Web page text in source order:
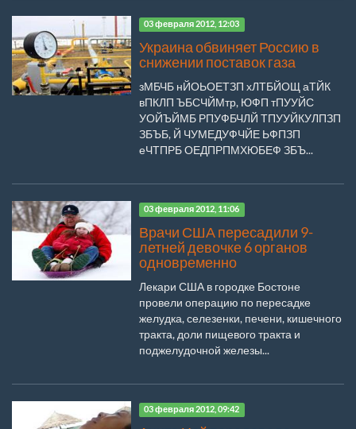
03 февраля 2012, 12:03
Украина обвиняет Россию в
снижении поставок газа
зМБЧБ нЙОЬОЕТЗП хЛТБЙОЩ аТЙК
вПКЛП ЪБСЧЙМтр, ЮФП тПУУЙС
УОЙЪЙМБ РПУФБЧЛЙ ТПУУЙКУЛПЗП
ЗБЪБ, Й ЧУМЕДУФЧЙЕ ЬФПЗП
еЧТПРБ ОЕДПРПМХЮБЕФ ЗБЪ...
03 февраля 2012, 11:06
Врачи США пересадили 9-
летней девочке 6 органов
одновременно
Лекари США в городке Бостоне
провели операцию по пересадке
желудка, селезенки, печени, кишечного
тракта, доли пищевого тракта и
поджелудочной железы...
03 февраля 2012, 09:42